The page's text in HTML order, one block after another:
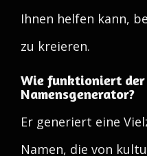
Ihnen helfen kann,
zu kreieren.
Wie funktioniert der
Namensgenerator?
Er generiert eine
Namen, die von